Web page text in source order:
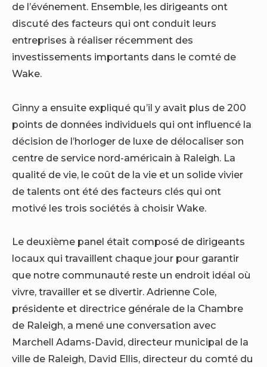
de l’événement. Ensemble, les dirigeants ont
discuté des facteurs qui ont conduit leurs
entreprises à réaliser récemment des
investissements importants dans le comté de
Wake.
Ginny a ensuite expliqué qu’il y avait plus de 200
points de données individuels qui ont influencé la
décision de l’horloger de luxe de délocaliser son
centre de service nord-américain à Raleigh. La
qualité de vie, le coût de la vie et un solide vivier
de talents ont été des facteurs clés qui ont
motivé les trois sociétés à choisir Wake.
Le deuxième panel était composé de dirigeants
locaux qui travaillent chaque jour pour garantir
que notre communauté reste un endroit idéal où
vivre, travailler et se divertir. Adrienne Cole,
présidente et directrice générale de la Chambre
de Raleigh, a mené une conversation avec
Marchell Adams-David, directeur municipal de la
ville de Raleigh, David Ellis, directeur du comté du